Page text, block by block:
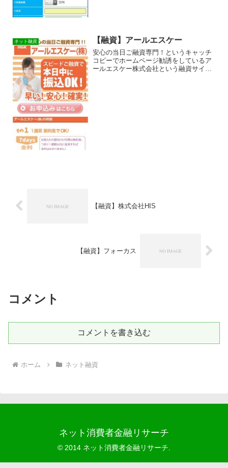
ネット融資 【融資】アールエスケー
安心の当日ご融資専門！というキャッチ
コピーでホームページ勧誘をしているア
ールエスケー株式会社という融資サイト
【融資】株式会社HIS
【融資】フォーカス
コメント
コメントを書き込む
ホーム ネット融資
ネット消費者金融リサーチ
© 2014 ネット消費者金融リサーチ.